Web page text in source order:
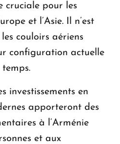
cruciale pour les
et l’Asie. Il n’est
couloirs aériens
configuration actuelle
investissements en
apporteront des
à l’Arménie
et aux